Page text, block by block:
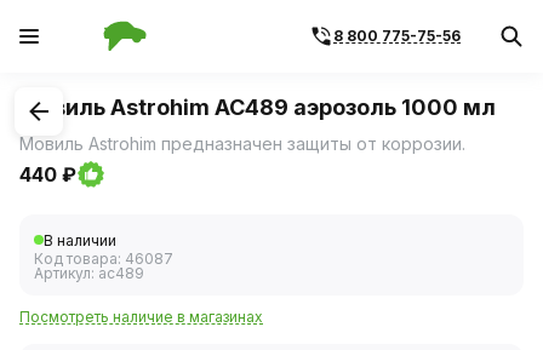
8 800 775-75-56
1/1
Мовиль Astrohim AC489 аэрозоль 1000 мл
Мовиль Astrohim предназначен защиты от коррозии.
440 ₽
В наличии
Код товара: 46087
Артикул: ac489
Посмотреть наличие в магазинах